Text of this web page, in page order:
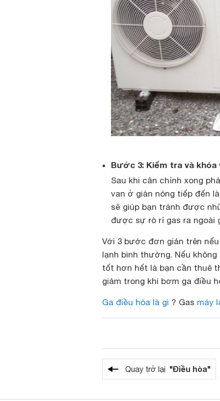
Bước 3: Kiểm tra và khóa
Sau khi cân chỉnh xong
van ở giàn nóng tiếp đến
sẽ giúp bạn tránh được
được sự rò rỉ gas ra ngoài
Với 3 bước đơn giản trên
lạnh bình thường. Nếu
tốt hơn hết là bạn cần thuê
giảm trong khi bơm ga điều
Ga điều hòa là gì ? Gas máy
Quay trở lại "Điều hòa"